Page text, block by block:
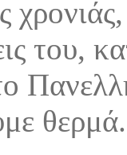
του,
θερμά.